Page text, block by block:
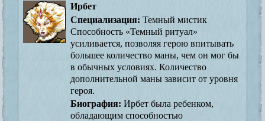
Ирбет
Специализация: Темный мистик
Способность «Темный ритуал»
усиливается, позволяя герою впитывать
большее количество маны, чем он мог бы
в обычных условиях. Количество
дополнительной маны зависит от уровня
героя.
Биография: Ирбет была ребенком,
обладающим способностью